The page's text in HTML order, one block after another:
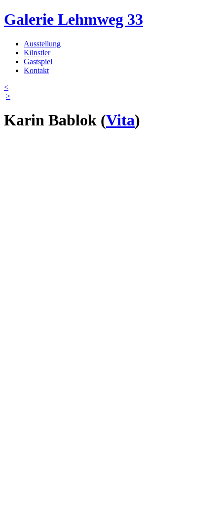
Direkt zum Inhalt
Galerie Lehmweg 33
Hauptmenü
Ausstellung
Künstler
Gastspiel
Kontakt
<
>
Karin Bablok (Vita)